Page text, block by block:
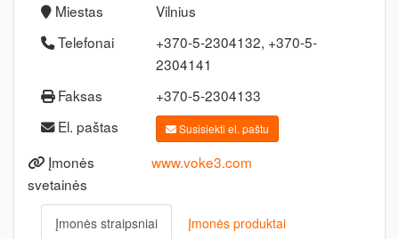
Miestas
Vilnius
Telefonai
+370-5-2304132, +370-5-
2304141
Faksas
+370-5-2304133
El. paštas
Susisiekti el. paštu
Įmonės
svetainės
www.voke3.com
Įmonės straipsniai Įmonės produktai